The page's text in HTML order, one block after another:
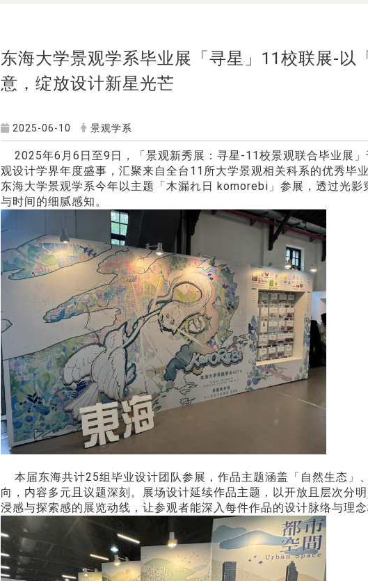
东海大学景观学系毕业展「寻星」11校联展-
意，绽放设计新星光芒
2025-06-10 景观学系
2025年6月6日至9日，「景观新秀展：寻星-11校景观联合毕业展
观设计学界年度盛事，汇聚来自全台11所大学景观相关科系的优秀毕
东海大学景观学系今年以主题「木漏れ日 komorebi」参展，透过光
与时间的细腻感知。
本届东海共计25组毕业设计团队参展，作品主题涵盖「自然生态」
向，内容多元且议题深刻。展场设计延续作品主题，以开放且层次分
浸感与探索感的展览动线，让参观者能深入每件作品的设计脉络与理念